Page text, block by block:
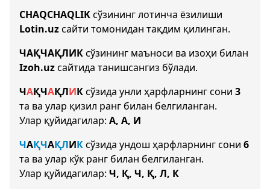
CHAQCHAQLIKсўзининг лотинча ёзилиши
Lotin.uzсайти томонидан тақдим қилинган.
ЧАҚЧАҚЛИКсўзининг маъноси ва изоҳи билан
Izoh.uzсайтида танишсангиз бўлади.
ЧАҚЧАҚЛИКсўзида унли ҳарфларнинг сони 3
та ва улар қизил ранг билан белгиланган.
Улар қуйидагилар: А, А, И
ЧАҚЧАҚЛИКсўзида ундош ҳарфларнинг сони 6
та ва улар кўк ранг билан белгиланган.
Улар қуйидагилар: Ч, Қ, Ч, Қ, Л, К